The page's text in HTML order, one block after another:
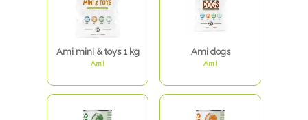
Ami mini & toys 1 kg
Ami
Ami dogs
Ami